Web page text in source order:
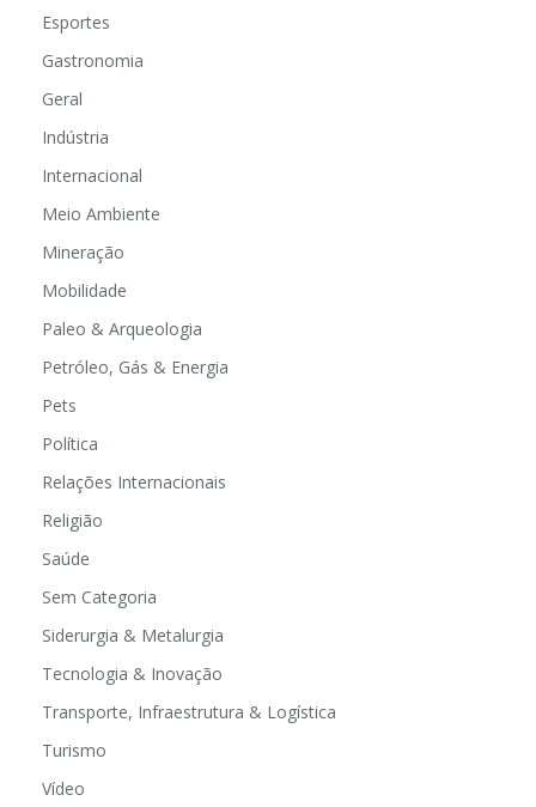
Esportes
Gastronomia
Geral
Indústria
Internacional
Meio Ambiente
Mineração
Mobilidade
Paleo & Arqueologia
Petróleo, Gás & Energia
Pets
Política
Relações Internacionais
Religião
Saúde
Sem Categoria
Siderurgia & Metalurgia
Tecnologia & Inovação
Transporte, Infraestrutura & Logística
Turismo
Vídeo